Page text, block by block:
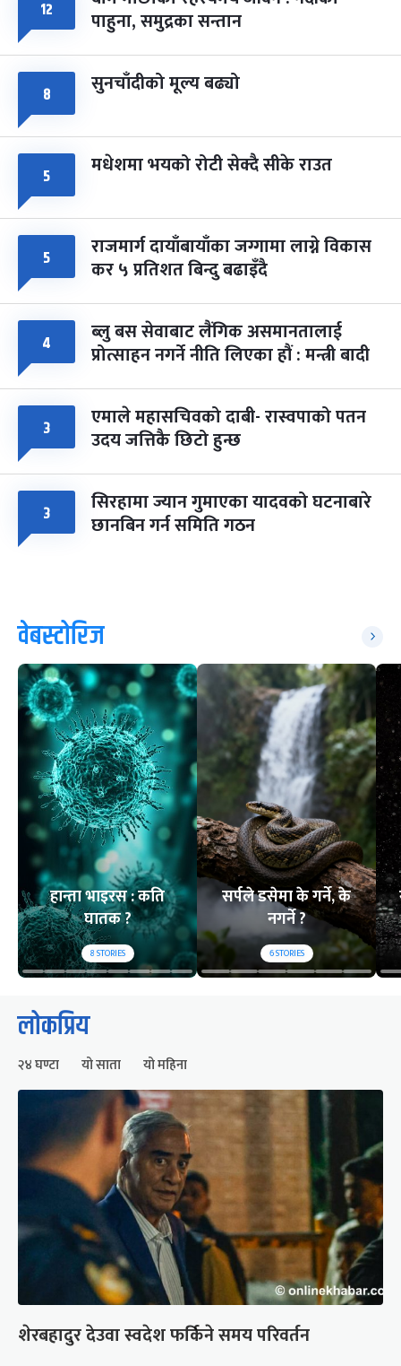
८
चैत्र ८, २०८३-Mar 22, 2027
७ महिना बाँकी
१२ पाहुना, समुद्रका सन्तान
८ सुनचाँदीको मूल्य बढ्यो
५ मधेशमा भयको रोटी सेक्दै सीके राउत
५ राजमार्ग दायाँबायाँका जग्गामा लाग्ने विकास
कर ५ प्रतिशत बिन्दु बढाइँदै
४ ब्लु बस सेवाबाट लैंगिक असमानतालाई
प्रोत्साहन नगर्ने नीति लिएका हौं : मन्त्री बादी
३ एमाले महासचिवको दाबी- रास्वपाको पतन
उदय जत्तिकै छिटो हुन्छ
३ सिरहामा ज्यान गुमाएका यादवको घटनाबारे
छानबिन गर्न समिति गठन
वेबस्टोरिज
हान्ता भाइरस : कति
घातक ?
8STORIES
सर्पले डसेमा के गर्ने, के
नगर्ने ?
6STORIES
लोकप्रिय
२४ घण्टा यो साता यो महिना
शेरबहादुर देउवा स्वदेश फर्किने समय परिवर्तन